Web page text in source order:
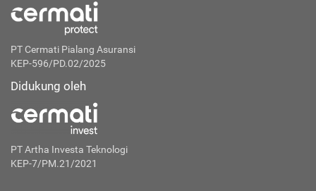
PT Cermati Pialang Asuransi
KEP-596/PD.02/2025
Didukung oleh
PT Artha Investa Teknologi
KEP-7/PM.21/2021